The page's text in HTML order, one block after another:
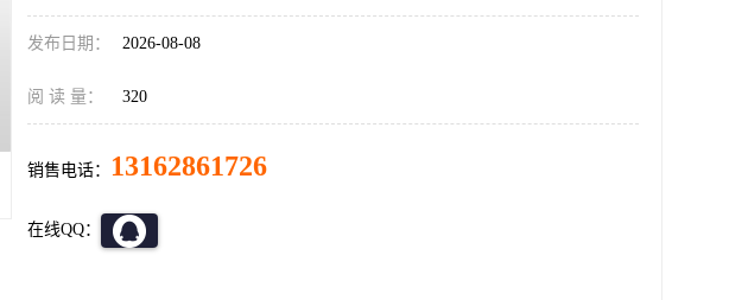
发布日期： 2026-08-08
阅 读 量： 320
销售电话： 13162861726
在线QQ：